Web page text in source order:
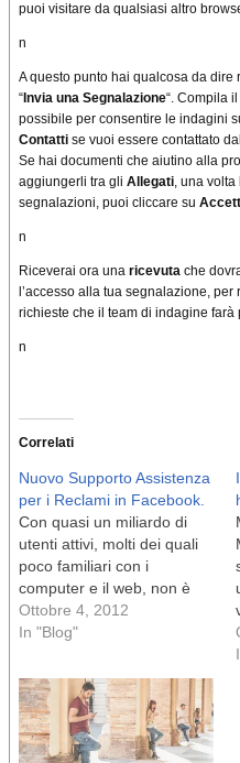
puoi visitare da qualsiasi altro
n
A questo punto hai qualcosa da
“ Invia una Segnalazione“. Compila
possibile per consentire le indagini
Contatti se vuoi essere contattato
Se hai documenti che aiutino alla
aggiungerli tra gli Allegati, una
segnalazioni, puoi cliccare su
n
Riceverai ora una ricevuta che
l’accesso alla tua segnalazione,
richieste che il team di indagine
n
Correlati
Nuovo Supporto Assistenza
per i Reclami in Facebook.
Con quasi un miliardo di
utenti attivi, molti dei quali
poco familiari con i
computer e il web, non è
Ottobre 4, 2012
In "Blog"